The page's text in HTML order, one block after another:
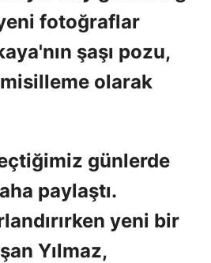
fotoğraflar
şaşı pozu,
olarak
günlerde
paylaştı.
yeni bir
Yılmaz,